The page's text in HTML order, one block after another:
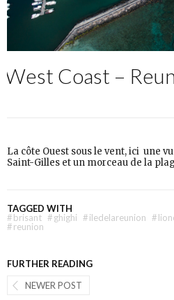
West Coast –
La côte Ouest sous le vent, ici une
Saint-Gilles et un morceau de la
TAGGED WITH
#brisant #ghighi #iledelareunion #
#reunion
FURTHER READING
NEWER POST